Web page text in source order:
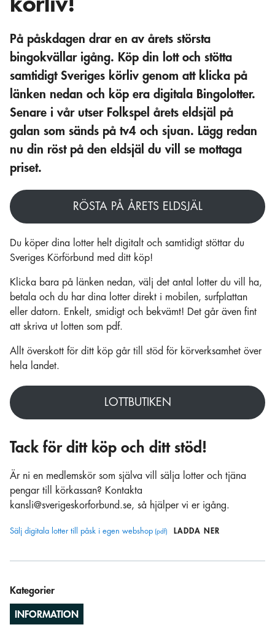
På påskdagen drar en av årets största
bingokvällar igång. Köp din lott och stötta
samtidigt Sveriges körliv genom att klicka på
länken nedan och köp era digitala Bingolotter.
Senare i vår utser Folkspel årets eldsjäl på
galan som sänds på tv4 och sjuan. Lägg redan
nu din röst på den eldsjäl du vill se mottaga
priset.
RÖSTA PÅ ÅRETS ELDSJÄL
Du köper dina lotter helt digitalt och samtidigt stöttar du
Sveriges Körförbund med ditt köp!
Klicka bara på länken nedan, välj det antal lotter du vill ha,
betala och du har dina lotter direkt i mobilen, surfplattan
eller datorn. Enkelt, smidigt och bekvämt! Det går även fint
att skriva ut lotten som pdf.
Allt överskott för ditt köp går till stöd för körverksamhet över
hela landet.
LOTTBUTIKEN
Tack för ditt köp och ditt stöd!
Är ni en medlemskör som själva vill sälja lotter och tjäna
pengar till körkassan? Kontakta
kansli@sverigeskorforbund.se, så hjälper vi er igång.
Sälj digitala lotter till påsk i egen webshop LADDA NER
Kategorier
INFORMATION